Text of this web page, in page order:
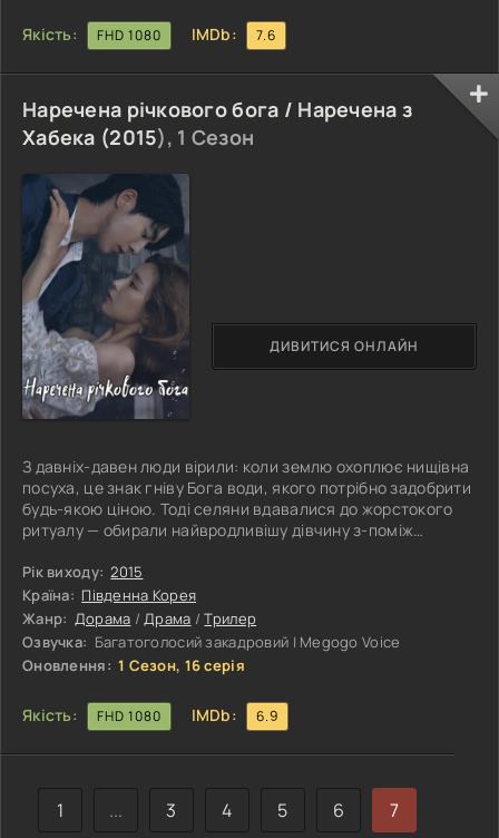
Якість: FHD 1080 IMDb: 7.6
Наречена річкового бога / Наречена з
Хабека (2015), 1 Сезон
З давніх-давен люди вірили: коли землю охоплює нищівна
посуха, це знак гніву Бога води, якого потрібно задобрити
будь-якою ціною. Тоді селяни вдавалися до жорстокого
ритуалу — обирали найвродливішу дівчину з-поміж
сподіваючись повернути дощ і врятувати врожай. Для них
це було не просто забобоном, а єдиним шансом вижити у
світі, де природа здавалася неконтрольованою і
безжальною. Та істина виявляється зовсім іншою, ніж
уявляли люди: божество води
Рік виходу: 2015
Країна: Південна Корея
Жанр: Дорама /Драма /Трилер
Озвучка: Багатоголосий закадровий | Megogo Voice
Оновлення: 1 Сезон, 16 серія
Якість: FHD 1080 IMDb: 6.9
ДИВИТИСЯ ОНЛАЙН
1 ... 3 4 5 6 7